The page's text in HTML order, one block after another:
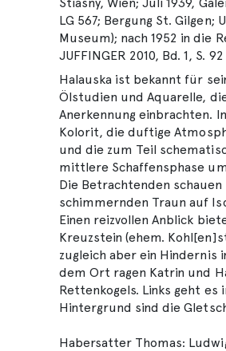
LG 567; Bergung St. Gilgen;
Museum); nach 1952 in die
JUFFINGER 2010, Bd. 1, S. 92
Halauska ist bekannt für
Ölstudien und Aquarelle,
Anerkennung einbrachten.
Kolorit, die duftige
und die zum Teil
mittlere Schaffensphase
Die Betrachtenden
schimmernden Traun auf
Einen reizvollen Anblick
Kreuzstein (ehem.
zugleich aber ein
dem Ort ragen Katrin und
Rettenkogels. Links geht es
Hintergrund sind die
Habersatter Thomas: